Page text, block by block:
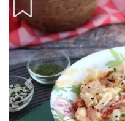
Precedente